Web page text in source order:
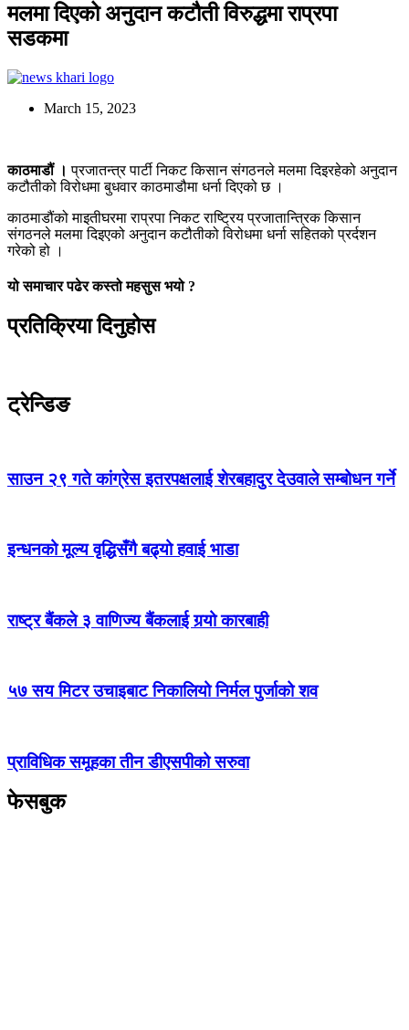
मलमा दिएको अनुदान कटौती विरुद्धमा राप्रपा
सडकमा
March 15, 2023
काठमाडौं । प्रजातन्त्र पार्टी निकट किसान संगठनले मलमा दिइरहेको अनुदान
कटौतीको विरोधमा बुधवार काठमाडौमा धर्ना दिएको छ ।
काठमाडौंको माइतीघरमा राप्रपा निकट राष्ट्रिय प्रजातान्त्रिक किसान
संगठनले मलमा दिइएको अनुदान कटौतीको विरोधमा धर्ना सहितको प्रर्दशन
गरेको हो ।
यो समाचार पढेर कस्तो महसुस भयो ?
प्रतिक्रिया दिनुहोस
ट्रेन्डिङ
साउन २९ गते कांग्रेस इतरपक्षलाई शेरबहादुर देउवाले सम्बोधन गर्ने
इन्धनको मूल्य वृद्धिसँगै बढ्यो हवाई भाडा
राष्ट्र बैंकले ३ वाणिज्य बैंकलाई गर्‍यो कारबाही
५७ सय मिटर उचाइबाट निकालियो निर्मल पुर्जाको शव
प्राविधिक समूहका तीन डीएसपीको सरुवा
फेसबुक